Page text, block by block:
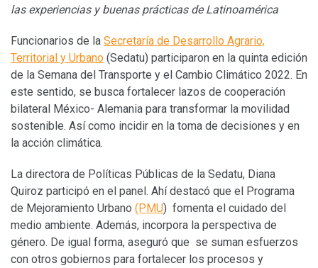
las experiencias y buenas prácticas de Latinoamérica
Funcionarios de la Secretaría de Desarrollo Agrario,
Territorial y Urbano (Sedatu) participaron en la quinta edición
de la Semana del Transporte y el Cambio Climático 2022. En
este sentido, se busca fortalecer lazos de cooperación
bilateral México- Alemania para transformar la movilidad
sostenible. Así como incidir en la toma de decisiones y en
la acción climática.
La directora de Políticas Públicas de la Sedatu, Diana
Quiroz participó en el panel. Ahí destacó que el Programa
de Mejoramiento Urbano (PMU) fomenta el cuidado del
medio ambiente. Además, incorpora la perspectiva de
género. De igual forma, aseguró que se suman esfuerzos
con otros gobiernos para fortalecer los procesos y